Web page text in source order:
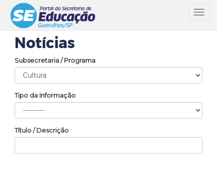
Notícias
Subsecretaria / Programa
Tipo da Informação
Título / Descrição